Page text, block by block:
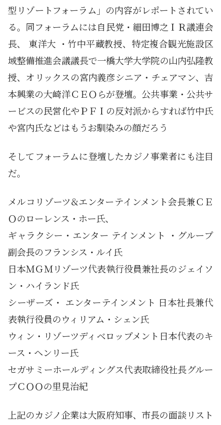
型リゾートフォーラム」の内容がレポートされてい
る。同フォーラムには自民党・細田博之ＩＲ議連会
長、 東洋大 ・竹中平蔵教授、特定複合観光施設区
域整備推進会議議長で一橋大学大学院の山内弘隆教
授、オリックスの宮内義彦シニア・チェアマン、吉
本興業の大崎洋ＣＥＯらが登壇。公共事業・公共サ
ービスの民営化やＰＦＩの反対派からすれば竹中氏
や宮内氏などはもうお馴染みの顔だろう
そしてフォーラムに登壇したカジノ事業者にも注目
だ。
メルコリゾーツ&エンターテインメント会長兼ＣＥ
Ｏのローレンス・ホー氏、
ギャラクシー・エンター テインメント ・グループ
副会長のフランシス・ルイ氏
日本ＭＧＭリゾーツ代表執行役員兼社長のジェイソ
ン・ハイランド氏
シーザーズ・ エンターテインメント 日本社長兼代
表執行役員のウィリアム・シェン氏
ウィン・リゾーツディベロップメント日本代表のキ
ース・ヘンリー氏
セガサミーホールディングス代表取締役社長グルー
プＣＯＯの里見治紀
上記のカジノ企業は大阪府知事、市長の面談リスト